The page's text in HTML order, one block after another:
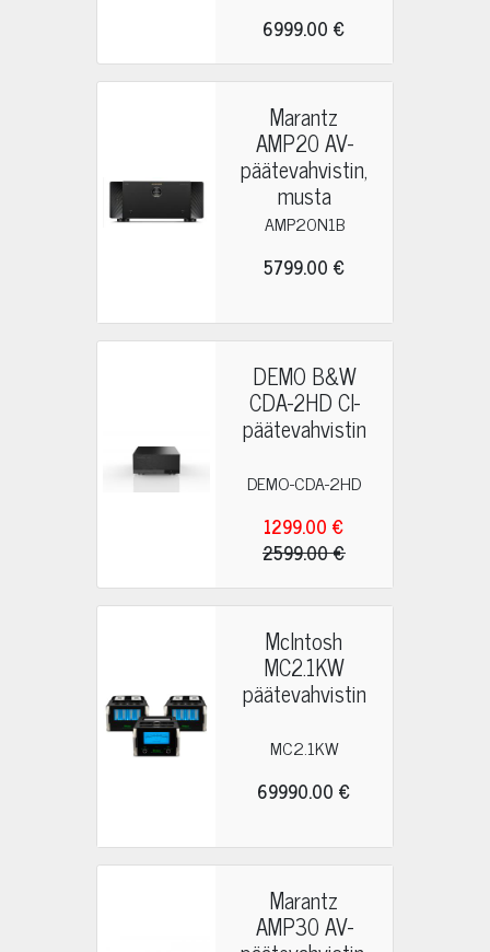
6999.00 €
Marantz
AMP20 AV-
päätevahvistin,
musta
AMP20N1B
5799.00 €
DEMO B&W
CDA-2HD CI-
päätevahvistin
DEMO-CDA-2HD
1299.00 €
2599.00 €
McIntosh
MC2.1KW
päätevahvistin
MC2.1KW
69990.00 €
Marantz
AMP30 AV-